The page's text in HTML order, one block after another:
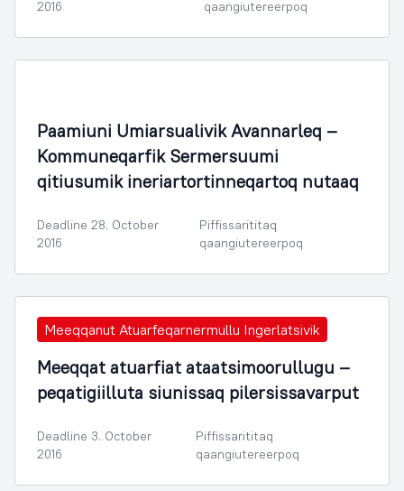
2016
qaangiutereerpoq
Paamiuni Umiarsualivik Avannarleq –
Kommuneqarfik Sermersuumi
qitiusumik ineriartortinneqartoq nutaaq
Deadline 28. October
2016
Piffissarititaq
qaangiutereerpoq
Meeqqanut Atuarfeqarnermullu Ingerlatsivik
Meeqqat atuarfiat ataatsimoorullugu –
peqatigiilluta siunissaq pilersissavarput
Deadline 3. October
2016
Piffissarititaq
qaangiutereerpoq